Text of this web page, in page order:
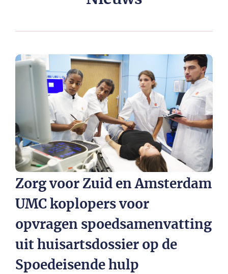
Zorg voor Zuid en Amsterdam
UMC koplopers voor
opvragen spoedsamenvatting
uit huisartsdossier op de
Spoedeisende hulp